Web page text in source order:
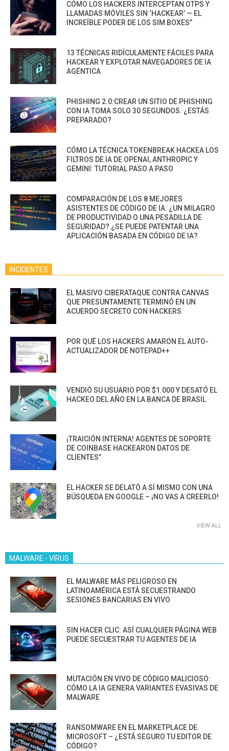
CÓMO LOS HACKERS INTERCEPTAN OTPS Y
LLAMADAS MÓVILES SIN ‘HACKEAR’ — EL
INCREÍBLE PODER DE LOS SIM BOXES”
13 TÉCNICAS RIDÍCULAMENTE FÁCILES PARA
HACKEAR Y EXPLOTAR NAVEGADORES DE IA
AGÉNTICA
PHISHING 2.0:CREAR UN SITIO DE PHISHING
CON IA TOMA SOLO 30 SEGUNDOS. ¿ESTÁS
PREPARADO?
CÓMO LA TÉCNICA TOKENBREAK HACKEA LOS
FILTROS DE IA DE OPENAI, ANTHROPIC Y
GEMINI: TUTORIAL PASO A PASO
COMPARACIÓN DE LOS 8 MEJORES
ASISTENTES DE CÓDIGO DE IA: ¿UN MILAGRO
DE PRODUCTIVIDAD O UNA PESADILLA DE
SEGURIDAD? ¿SE PUEDE PATENTAR UNA
APLICACIÓN BASADA EN CÓDIGO DE IA?
INCIDENTES
EL MASIVO CIBERATAQUE CONTRA CANVAS
QUE PRESUNTAMENTE TERMINÓ EN UN
ACUERDO SECRETO CON HACKERS
POR QUÉ LOS HACKERS AMARON EL AUTO-
ACTUALIZADOR DE NOTEPAD++
VENDIÓ SU USUARIO POR $1.000 Y DESATÓ EL
HACKEO DEL AÑO EN LA BANCA DE BRASIL
¡TRAICIÓN INTERNA! AGENTES DE SOPORTE
DE COINBASE HACKEARON DATOS DE
CLIENTES”
EL HACKER SE DELATÓ A SÍ MISMO CON UNA
BÚSQUEDA EN GOOGLE – ¡NO VAS A CREERLO!
VIEW ALL
MALWARE - VIRUS
EL MALWARE MÁS PELIGROSO EN
LATINOAMÉRICA ESTÁ SECUESTRANDO
SESIONES BANCARIAS EN VIVO
SIN HACER CLIC: ASÍ CUALQUIER PÁGINA WEB
PUEDE SECUESTRAR TU AGENTES DE IA
MUTACIÓN EN VIVO DE CÓDIGO MALICIOSO:
CÓMO LA IA GENERA VARIANTES EVASIVAS DE
MALWARE
RANSOMWARE EN EL MARKETPLACE DE
MICROSOFT – ¿ESTÁ SEGURO TU EDITOR DE
CÓDIGO?